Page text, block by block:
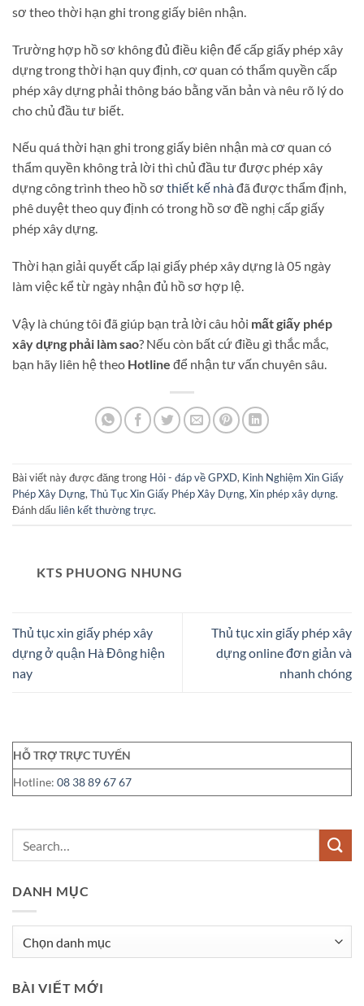
sơ theo thời hạn ghi trong giấy biên nhận.
Trường hợp hồ sơ không đủ điều kiện để cấp giấy phép xây
dựng trong thời hạn quy định, cơ quan có thẩm quyền cấp
phép xây dựng phải thông báo bằng văn bản và nêu rõ lý do
cho chủ đầu tư biết.
Nếu quá thời hạn ghi trong giấy biên nhận mà cơ quan có
thẩm quyền không trả lời thì chủ đầu tư được phép xây
dựng công trình theo hồ sơ thiết kế nhàđã được thẩm định,
phê duyệt theo quy định có trong hồ sơ đề nghị cấp giấy
phép xây dựng.
Thời hạn giải quyết cấp lại giấy phép xây dựng là 05 ngày
làm việc kể từ ngày nhận đủ hồ sơ hợp lệ.
Vậy là chúng tôi đã giúp bạn trả lời câu hỏi mất giấy phép
xây dựng phải làm sao? Nếu còn bất cứ điều gì thắc mắc,
bạn hãy liên hệ theo Hotline để nhận tư vấn chuyên sâu.
Bài viết này được đăng trong Hỏi - đáp về GPXD, Kinh Nghiệm Xin Giấy
Phép Xây Dựng,Thủ Tục Xin Giấy Phép Xây Dựng,Xin phép xây dựng.
Đánh dấu liên kết thường trực.
KTS PHUONG NHUNG
Thủ tục xin giấy phép xây
dựng ở quận Hà Đông hiện
nay
Thủ tục xin giấy phép xây
dựng online đơn giản và
nhanh chóng
HỖ TRỢ TRỰC TUYẾN
Hotline: 08 38 89 67 67
DANH MỤC
BÀI VIẾT MỚI